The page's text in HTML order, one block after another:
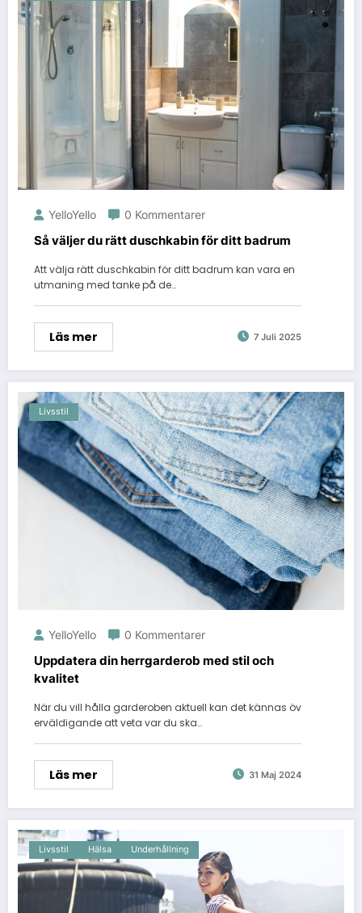
YelloYello 0 Kommentarer
Så väljer du rätt duschkabin för ditt badrum
Att välja rätt duschkabin för ditt badrum kan vara en
utmaning med tanke på de…
Läs mer 7 Juli 2025
Livsstil
YelloYello 0 Kommentarer
Uppdatera din herrgarderob med stil och
kvalitet
När du vill hålla garderoben aktuell kan det kännas öv
erväldigande att veta var du ska…
Läs mer 31 Maj 2024
Livsstil Hälsa Underhållning